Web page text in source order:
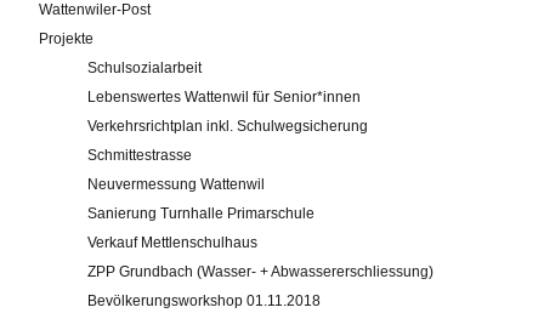
Online-Service
Impressum
Wattenwiler-Post
Projekte
Schulsozialarbeit
Lebenswertes Wattenwil für Senior*innen
Verkehrsrichtplan inkl. Schulwegsicherung
Schmittestrasse
Neuvermessung Wattenwil
Sanierung Turnhalle Primarschule
Verkauf Mettlenschulhaus
ZPP Grundbach (Wasser- + Abwassererschliessung)
Bevölkerungsworkshop 01.11.2018